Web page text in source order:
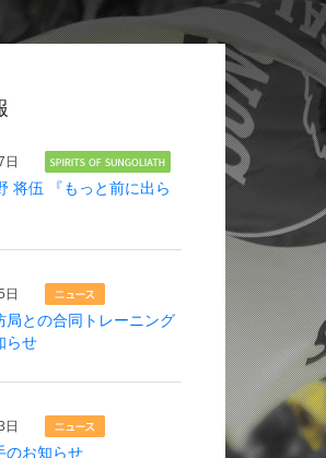
日
将伍 『もっと前に出ら
日
局との合同トレーニング
らせ
日
のお知らせ